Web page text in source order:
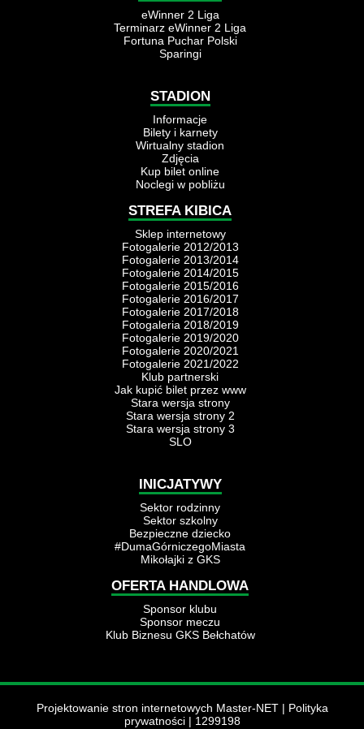
eWinner 2 Liga
Terminarz eWinner 2 Liga
Fortuna Puchar Polski
Sparingi
STADION
Informacje
Bilety i karnety
Wirtualny stadion
Zdjęcia
Kup bilet online
Noclegi w pobliżu
STREFA KIBICA
Sklep internetowy
Fotogalerie 2012/2013
Fotogalerie 2013/2014
Fotogalerie 2014/2015
Fotogalerie 2015/2016
Fotogalerie 2016/2017
Fotogalerie 2017/2018
Fotogaleria 2018/2019
Fotogalerie 2019/2020
Fotogalerie 2020/2021
Fotogalerie 2021/2022
Klub partnerski
Jak kupić bilet przez www
Stara wersja strony
Stara wersja strony 2
Stara wersja strony 3
SLO
INICJATYWY
Sektor rodzinny
Sektor szkolny
Bezpieczne dziecko
#DumaGórniczegoMiasta
Mikołajki z GKS
OFERTA HANDLOWA
Sponsor klubu
Sponsor meczu
Klub Biznesu GKS Bełchatów
Projektowanie stron internetowych Master-NET| Polityka
prywatności| 1299198